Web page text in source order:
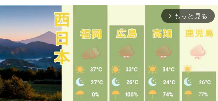
arrow_forward_ios もっと見る